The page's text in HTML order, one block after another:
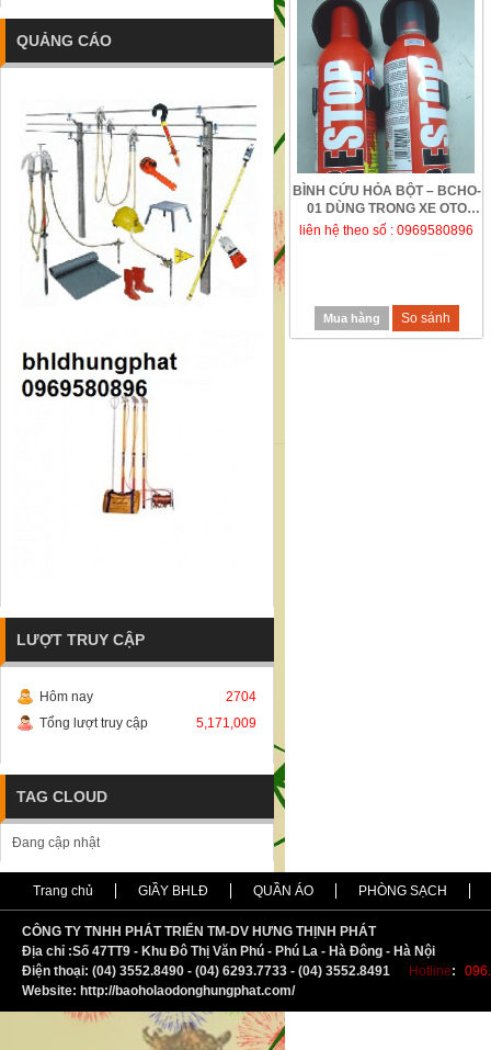
BÌNH CỨU HỎA BỘT – BCHO-
01 DÙNG TRONG XE OTO
liên hệ theo số : 0969580896
Mua hàng So sánh
QUẢNG CÁO
LƯỢT TRUY CẬP
Hôm nay
2704
Tổng lượt truy cập
5,171,009
TAG CLOUD
Đang cập nhật
Trang chủ GIẦY BHLĐ QUẦN ÁO PHÒNG SẠCH
CÔNG TY TNHH PHÁT TRIỂN TM-DV HƯNG THỊNH PHÁT
Địa chỉ :Số 47TT9 - Khu Đô Thị Văn Phú - Phú La - Hà Đông - Hà Nội
Điện thoại: (04) 3552.8490 - (04) 6293.7733 - (04) 3552.8491
Hotline:
Website: http://baoholaodonghungphat.com/